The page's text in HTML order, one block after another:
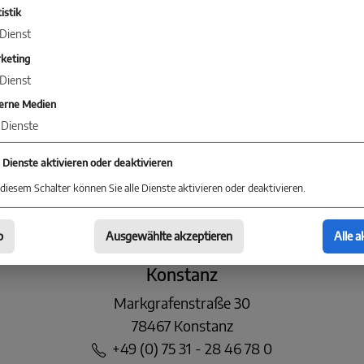
Sie jetzt Kontakt mit einer Niederlassung in Ihrer
Baum Immobilien
Konstanz
Markgrafenstraße 30
78467 Konstanz
+49 (0) 75 31 - 28 46 78 0
Dienst
Dienst
Medien
Dienste
Dienste aktivieren oder deaktivieren
Schalter können Sie alle Dienste aktivieren oder deaktivieren.
Ausgewählte akzeptieren Alle